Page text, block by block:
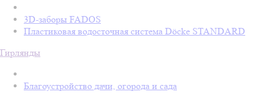
3D-заборы FADOS
Пластиковая водосточная система Döcke STANDARD
Гирлянды
Благоустройство дачи, огорода и сада